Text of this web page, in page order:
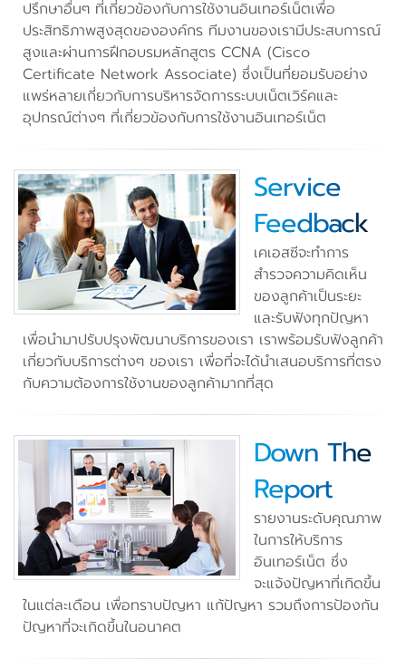
ปรึกษาอื่นๆ ที่เกี่ยวข้องกับการใช้งานอินเทอร์เน็ตเพื่อ
ประสิทธิภาพสูงสุดขององค์กร ทีมงานของเรามีประสบการณ์
สูงและผ่านการฝึกอบรมหลักสูตร CCNA (Cisco
Certificate Network Associate) ซึ่งเป็นที่ยอมรับอย่าง
แพร่หลายเกี่ยวกับการบริหารจัดการระบบเน็ตเวิร์คและ
อุปกรณ์ต่างๆ ที่เกี่ยวข้องกับการใช้งานอินเทอร์เน็ต
Service
Feedback
เคเอสซีจะทำการ
สำรวจความคิดเห็น
ของลูกค้าเป็นระยะ
และรับฟังทุกปัญหา
เพื่อนำมาปรับปรุงพัฒนาบริการของเรา เราพร้อมรับฟังลูกค้า
เกี่ยวกับบริการต่างๆ ของเรา เพื่อที่จะได้นำเสนอบริการที่ตรง
กับความต้องการใช้งานของลูกค้ามากที่สุด
Down The
Report
รายงานระดับคุณภาพ
ในการให้บริการ
อินเทอร์เน็ต ซึ่ง
จะแจ้งปัญหาที่เกิดขึ้น
ในแต่ละเดือน เพื่อทราบปัญหา แก้ปัญหา รวมถึงการป้องกัน
ปัญหาที่จะเกิดขึ้นในอนาคต